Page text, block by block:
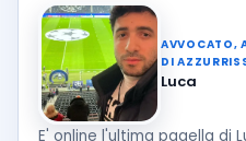
AVVOCATO,
DI
Luca
E' online l'ultima pagella di